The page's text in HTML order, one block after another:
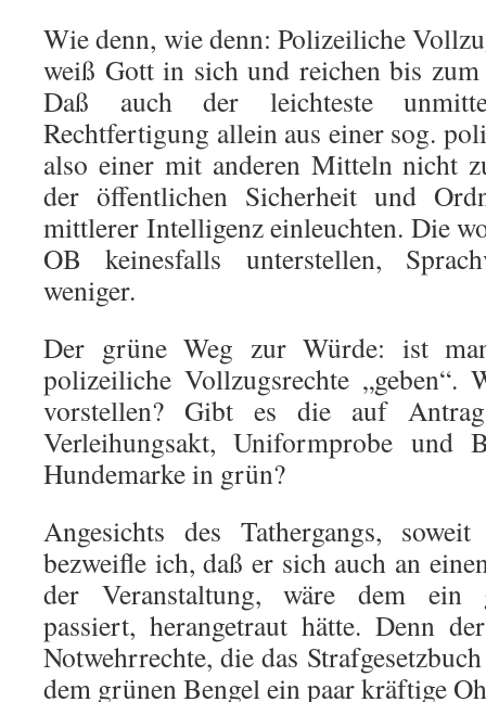
Wie denn, wie denn: Polizeiliche
weiß Gott in sich und reichen bis zum
Daß auch der leichteste
Rechtfertigung allein aus einer sog.
also einer mit anderen Mitteln nicht
der öffentlichen Sicherheit und
mittlerer Intelligenz einleuchten. Die
OB keinesfalls unterstellen,
weniger.
Der grüne Weg zur Würde: ist
polizeiliche Vollzugsrechte
vorstellen? Gibt es die auf
Verleihungsakt, Uniformprobe und
Hundemarke in grün?
Angesichts des Tathergangs,
bezweifle ich, daß er sich auch an
der Veranstaltung, wäre dem ein
passiert, herangetraut hätte. Denn
Notwehrrechte, die das
dem grünen Bengel ein paar kräftige